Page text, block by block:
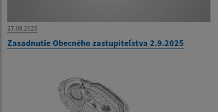
27.08.2025
Zasadnutie Obecného zastupiteľstva 2.9.2025